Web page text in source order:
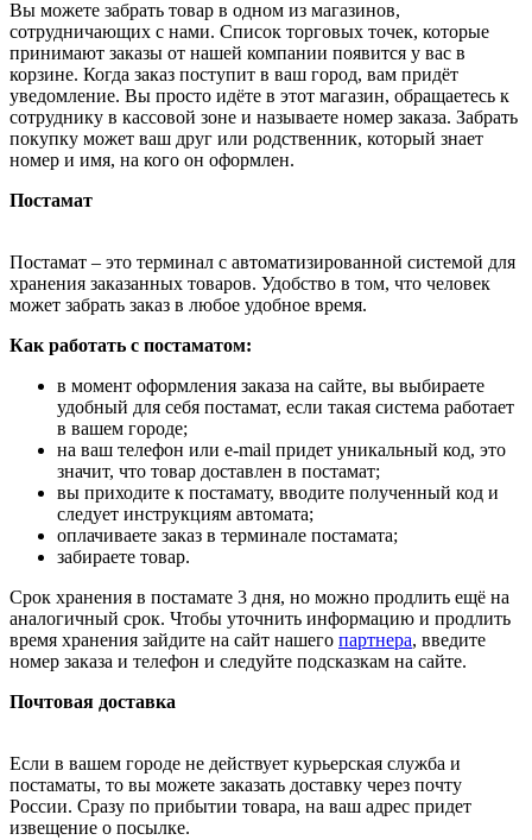
Вы можете забрать товар в одном из магазинов,
сотрудничающих с нами. Список торговых точек, которые
принимают заказы от нашей компании появится у вас в
корзине. Когда заказ поступит в ваш город, вам придёт
уведомление. Вы просто идёте в этот магазин, обращаетесь к
сотруднику в кассовой зоне и называете номер заказа. Забрать
покупку может ваш друг или родственник, который знает
номер и имя, на кого он оформлен.
Постамат
Постамат – это терминал с автоматизированной системой для
хранения заказанных товаров. Удобство в том, что человек
может забрать заказ в любое удобное время.
Как работать с постаматом:
в момент оформления заказа на сайте, вы выбираете
удобный для себя постамат, если такая система работает
в вашем городе;
на ваш телефон или e-mail придет уникальный код, это
значит, что товар доставлен в постамат;
вы приходите к постамату, вводите полученный код и
следует инструкциям автомата;
оплачиваете заказ в терминале постамата;
забираете товар.
Срок хранения в постамате 3 дня, но можно продлить ещё на
аналогичный срок. Чтобы уточнить информацию и продлить
время хранения зайдите на сайт нашего партнера, введите
номер заказа и телефон и следуйте подсказкам на сайте.
Почтовая доставка
Если в вашем городе не действует курьерская служба и
постаматы, то вы можете заказать доставку через почту
России. Сразу по прибытии товара, на ваш адрес придет
извещение о посылке.